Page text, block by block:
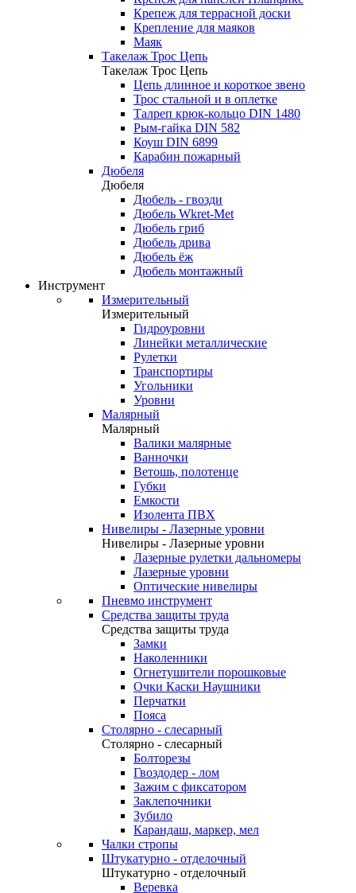
Крепеж для террасной доски
Крепление для маяков
Маяк
Такелаж Трос Цепь
Такелаж Трос Цепь
Цепь длинное и короткое звено
Трос стальной и в оплетке
Талреп крюк-кольцо DIN 1480
Рым-гайка DIN 582
Коуш DIN 6899
Карабин пожарный
Дюбеля
Дюбеля
Дюбель - гвозди
Дюбель Wkret-Met
Дюбель гриб
Дюбель дрива
Дюбель ёж
Дюбель монтажный
Инструмент
Измерительный
Измерительный
Гидроуровни
Линейки металлические
Рулетки
Транспортиры
Угольники
Уровни
Малярный
Малярный
Валики малярные
Ванночки
Ветошь, полотенце
Губки
Емкости
Изолента ПВХ
Нивелиры - Лазерные уровни
Нивелиры - Лазерные уровни
Лазерные рулетки дальномеры
Лазерные уровни
Оптические нивелиры
Пневмо инструмент
Средства защиты труда
Средства защиты труда
Замки
Наколенники
Огнетушители порошковые
Очки Каски Наушники
Перчатки
Пояса
Столярно - слесарный
Столярно - слесарный
Болторезы
Гвоздодер - лом
Зажим с фиксатором
Заклепочники
Зубило
Карандаш, маркер, мел
Чалки стропы
Штукатурно - отделочный
Штукатурно - отделочный
Веревка